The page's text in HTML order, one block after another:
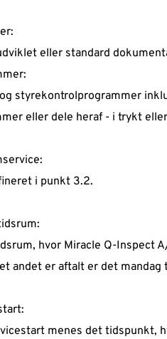
eller standard
styrekontrolprogrammer
eller dele heraf - i trykt
i punkt 3.2.
hvor Miracle Q-Inspect
andet er aftalt er det mandag
menes det tidspunkt,